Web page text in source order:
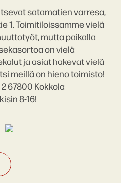
satamatien varresa,
1. Toimitiloissamme vielä
mutta paikalla
on vielä
ja asiat hakevat vielä
meillä on hieno toimisto!
67800 Kokkola
8-16!